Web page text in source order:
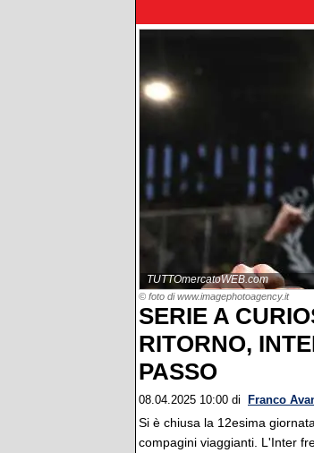
TUTTOmercatoWEB.com
© foto di www.imagephotoagency.it
SERIE A
RITORNO,
PASSO
08.04.2025 10:00 di Franco
Si è chiusa la 12esima
compagini viaggianti. L'Inter